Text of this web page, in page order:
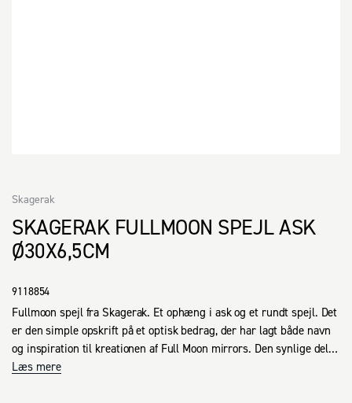
SKAGERAK FULLMOON SPEJL ASK
Ø30X6,5CM
Skagerak
9118854
Fullmoon spejl fra Skagerak. Et ophæng i ask og et rundt spejl. Det
er den simple opskrift på et optisk bedrag, der har lagt både navn
og inspiration til kreationen af Full Moon mirrors. Den synlige del af
ophænget danner en halvmåne, som reflekteres tilbage i spejlet og
Læs mere